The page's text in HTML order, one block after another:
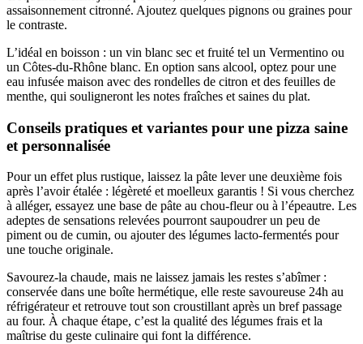
assaisonnement citronné. Ajoutez quelques pignons ou graines pour
le contraste.
L’idéal en boisson : un vin blanc sec et fruité tel un Vermentino ou
un Côtes-du-Rhône blanc. En option sans alcool, optez pour une
eau infusée maison avec des rondelles de citron et des feuilles de
menthe, qui souligneront les notes fraîches et saines du plat.
Conseils pratiques et variantes pour une pizza saine
et personnalisée
Pour un effet plus rustique, laissez la pâte lever une deuxième fois
après l’avoir étalée : légèreté et moelleux garantis ! Si vous cherchez
à alléger, essayez une base de pâte au chou-fleur ou à l’épeautre. Les
adeptes de sensations relevées pourront saupoudrer un peu de
piment ou de cumin, ou ajouter des légumes lacto-fermentés pour
une touche originale.
Savourez-la chaude, mais ne laissez jamais les restes s’abîmer :
conservée dans une boîte hermétique, elle reste savoureuse 24h au
réfrigérateur et retrouve tout son croustillant après un bref passage
au four. À chaque étape, c’est la qualité des légumes frais et la
maîtrise du geste culinaire qui font la différence.